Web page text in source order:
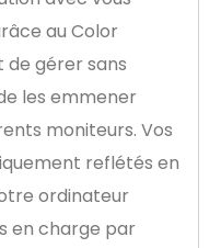
au Color
gérer sans
les emmener
moniteurs. Vos
reflétés en
ordinateur
en charge par